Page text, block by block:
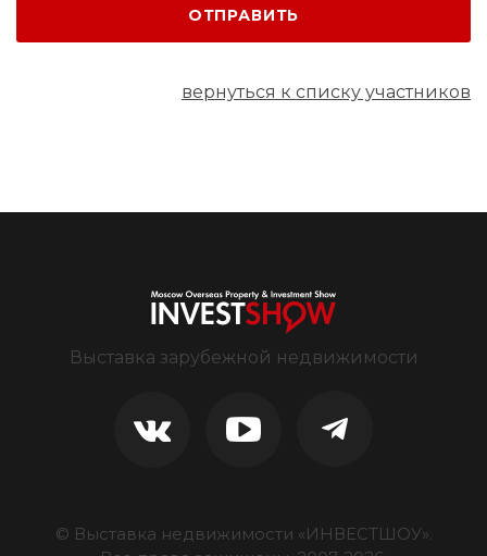
ОТПРАВИТЬ
вернуться к списку участников
Выставка зарубежной недвижимости
© Выставка недвижимости «ИНВЕСТШОУ».